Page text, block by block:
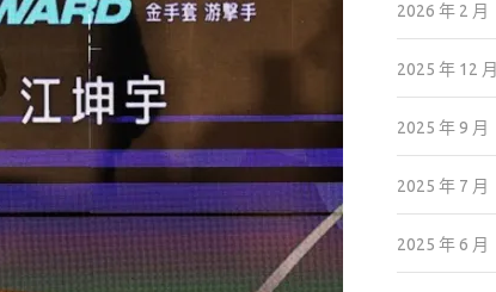
2026 年 2 月
2025 年 12 月
2025 年 9 月
2025 年 7 月
2025 年 6 月